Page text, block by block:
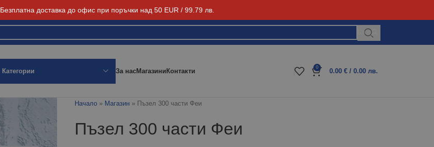
Безплатна доставка до офис при поръчки над 50 EUR / 99.79 лв.
Блог
Категории За насМагазиниКонтакти 0
0.00 € / 0.00 лв.
Начало» Магазин» Пъзел 300 части Феи
Пъзел 300 части Феи